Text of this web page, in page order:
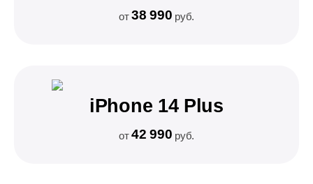
от38 990 руб.
iPhone 14 Plus
от42 990 руб.